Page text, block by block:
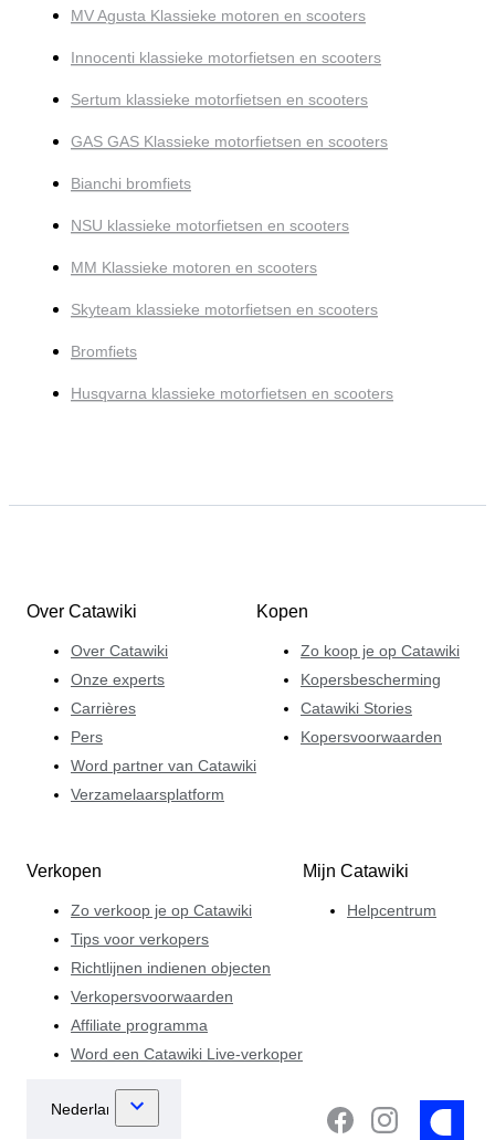
MV Agusta Klassieke motoren en scooters
Innocenti klassieke motorfietsen en scooters
Sertum klassieke motorfietsen en scooters
GAS GAS Klassieke motorfietsen en scooters
Bianchi bromfiets
NSU klassieke motorfietsen en scooters
MM Klassieke motoren en scooters
Skyteam klassieke motorfietsen en scooters
Bromfiets
Husqvarna klassieke motorfietsen en scooters
Over Catawiki
Over Catawiki
Onze experts
Carrières
Pers
Word partner van Catawiki
Verzamelaarsplatform
Kopen
Zo koop je op Catawiki
Kopersbescherming
Catawiki Stories
Kopersvoorwaarden
Verkopen
Zo verkoop je op Catawiki
Tips voor verkopers
Richtlijnen indienen objecten
Verkopersvoorwaarden
Affiliate programma
Word een Catawiki Live-verkoper
Mijn Catawiki
Helpcentrum